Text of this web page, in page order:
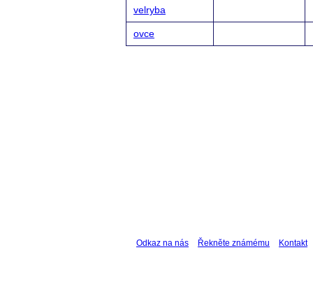
velryba
ovce
Odkaz na nás Řekněte známému Kontakt